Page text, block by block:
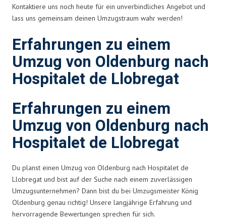
Kontaktiere uns noch heute für ein unverbindliches Angebot und
lass uns gemeinsam deinen Umzugstraum wahr werden!
Erfahrungen zu einem
Umzug von Oldenburg nach
Hospitalet de Llobregat
Erfahrungen zu einem
Umzug von Oldenburg nach
Hospitalet de Llobregat
Du planst einen Umzug von Oldenburg nach Hospitalet de
Llobregat und bist auf der Suche nach einem zuverlässigen
Umzugsunternehmen? Dann bist du bei Umzugsmeister König
Oldenburg genau richtig! Unsere langjährige Erfahrung und
hervorragende Bewertungen sprechen für sich.